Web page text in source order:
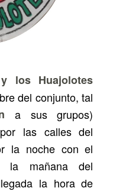
los Huajolotes
del conjunto, tal
a sus grupos)
las calles del
la noche con el
la mañana del
la hora de